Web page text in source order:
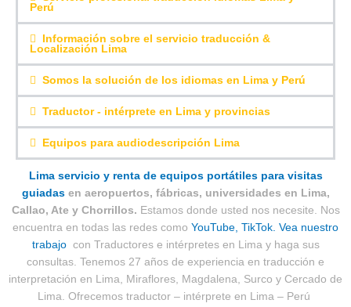
Perú
Información sobre el servicio traducción &
Localización Lima
Somos la solución de los idiomas en Lima y Perú
Traductor - intérprete en Lima y provincias
Equipos para audiodescripción Lima
Lima servicio y renta de equipos portátiles para visitas
guiadasen aeropuertos, fábricas, universidades en Lima,
Callao, Ate y Chorrillos. Estamos donde usted nos necesite. Nos
encuentra en todas las redes como YouTube, TikTok. Vea nuestro
trabajo con Traductores e intérpretes en Lima y haga sus
consultas. Tenemos 27 años de experiencia en traducción e
interpretación en Lima, Miraflores, Magdalena, Surco y Cercado de
Lima. Ofrecemos traductor – intérprete en Lima – Perú